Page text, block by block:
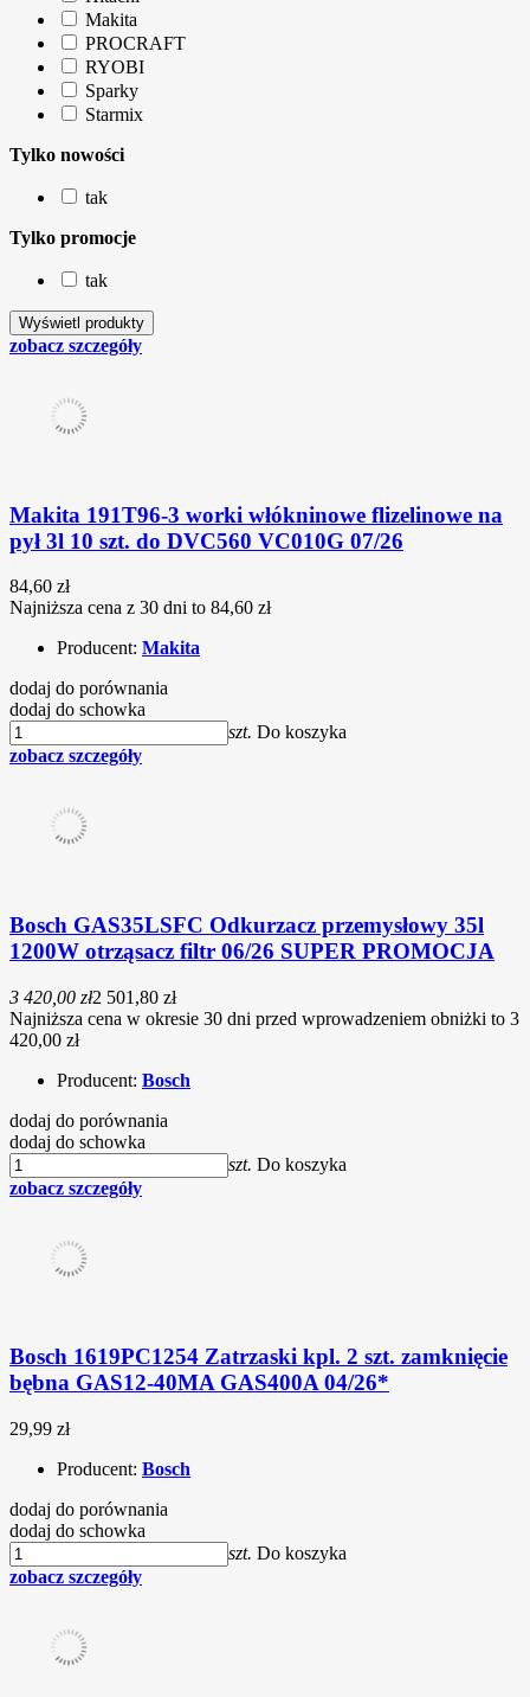
Makita
PROCRAFT
RYOBI
Sparky
Starmix
Tylko nowości
tak
Tylko promocje
tak
zobacz szczegóły
Makita 191T96-3 worki włókninowe flizelinowe na
pył 3l 10 szt. do DVC560 VC010G 07/26
84,60 zł
Najniższa cena z 30 dni to 84,60 zł
Producent: Makita
dodaj do porównania
dodaj do schowka
szt. Do koszyka
zobacz szczegóły
Bosch GAS35LSFC Odkurzacz przemysłowy 35l
1200W otrząsacz filtr 06/26 SUPER PROMOCJA
3 420,00 zł2 501,80 zł
Najniższa cena w okresie 30 dni przed wprowadzeniem obniżki to 3
420,00 zł
Producent: Bosch
dodaj do porównania
dodaj do schowka
szt. Do koszyka
zobacz szczegóły
Bosch 1619PC1254 Zatrzaski kpl. 2 szt. zamknięcie
bębna GAS12-40MA GAS400A 04/26*
29,99 zł
Producent: Bosch
dodaj do porównania
dodaj do schowka
szt. Do koszyka
zobacz szczegóły